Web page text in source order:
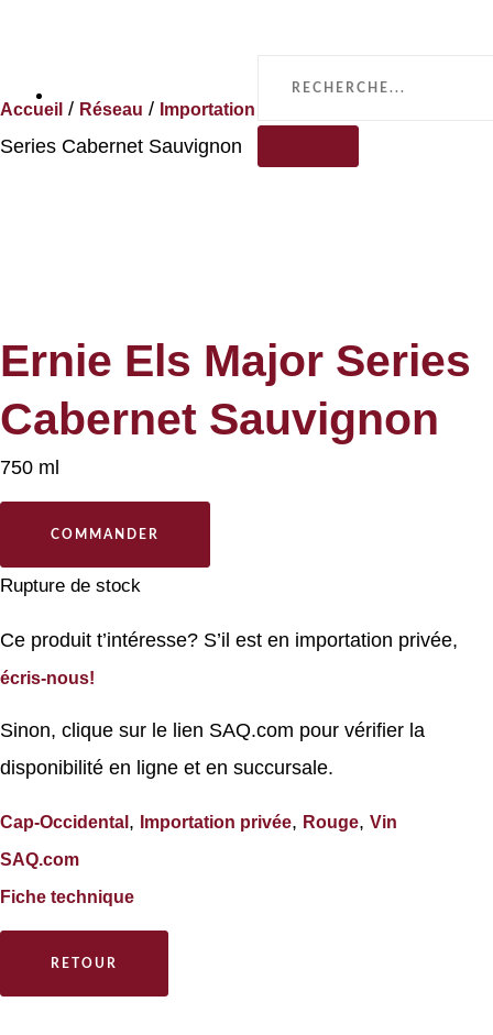
Accueil / Réseau / Importation privée
Series Cabernet Sauvignon
Ernie Els Major Series
Cabernet Sauvignon
750 ml
COMMANDER
Rupture de stock
Ce produit t’intéresse? S’il est en importation privée,
écris-nous!
Sinon, clique sur le lien SAQ.com pour vérifier la
disponibilité en ligne et en succursale.
Cap-Occidental , Importation privée, Rouge, Vin
SAQ.com
Fiche technique
RETOUR